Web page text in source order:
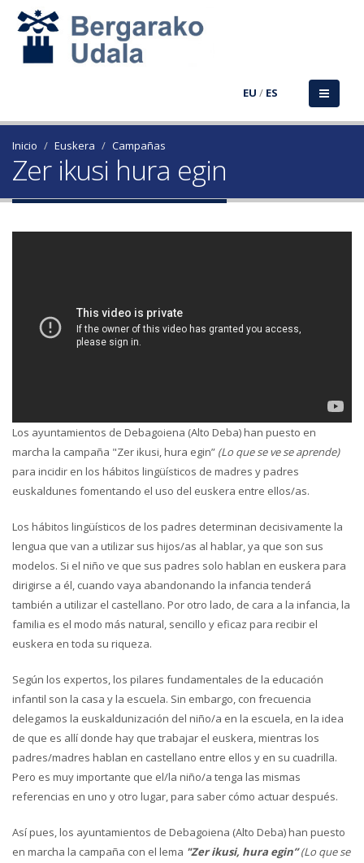
EU / ES
Inicio Euskera Campañas
Zer ikusi hura egin
Los ayuntamientos de Debagoiena (Alto Deba) han puesto en
marcha la campaña "Zer ikusi, hura egin” (Lo que se ve se aprende)
para incidir en los hábitos lingüísticos de madres y padres
euskaldunes fomentando el uso del euskera entre ellos/as.
Los hábitos lingüísticos de los padres determinan decisivamente la
lengua que van a utilizar sus hijos/as al hablar, ya que son sus
modelos. Si el niño ve que sus padres solo hablan en euskera para
dirigirse a él, cuando vaya abandonando la infancia tenderá
también a utilizar el castellano. Por otro lado, de cara a la infancia, la
familia es el modo más natural, sencillo y eficaz para recibir el
euskera en toda su riqueza.
Según los expertos, los pilares fundamentales de la educación
infantil son la casa y la escuela. Sin embargo, con frecuencia
delegamos la euskaldunización del niño/a en la escuela, en la idea
de que es allí donde hay que trabajar el euskera, mientras los
padres/madres hablan en castellano entre ellos y en su cuadrilla.
Pero es muy importante que el/la niño/a tenga las mismas
referencias en uno y otro lugar, para saber cómo actuar después.
Así pues, los ayuntamientos de Debagoiena (Alto Deba) han puesto
en marcha la campaña con el lema "Zer ikusi, hura egin” (Lo que se